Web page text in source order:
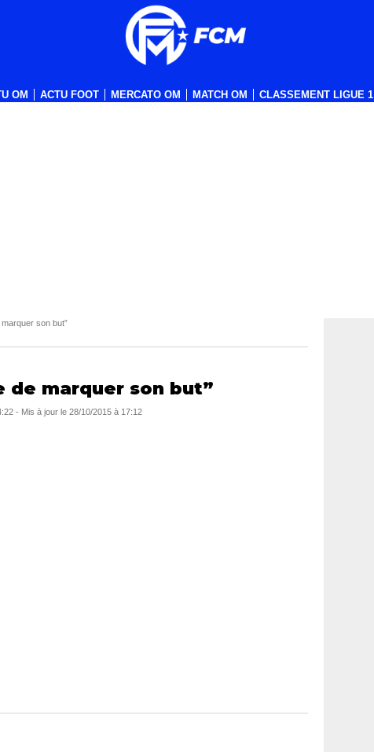
OM ACTU FOOT MERCATO OM MATCH OM CLASSEMENT LIGUE 1
son but”
de marquer son but”
- Mis à jour le 28/10/2015 à 17:12